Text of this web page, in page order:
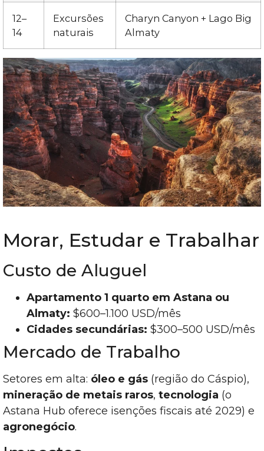
12–
14
Excursões
naturais
Charyn Canyon + Lago Big
Almaty
Morar, Estudar e Trabalhar
Custo de Aluguel
Apartamento 1 quarto em Astana ou
Almaty: $600–1.100 USD/mês
Cidades secundárias: $300–500 USD/mês
Mercado de Trabalho
Setores em alta: óleo e gás (região do Cáspio),
mineração de metais raros, tecnologia (o
Astana Hub oferece isenções fiscais até 2029) e
agronegócio.